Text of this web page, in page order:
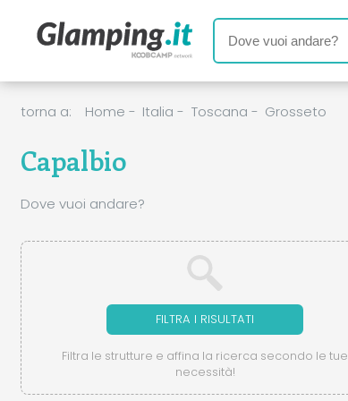
torna a: Home - Italia - Toscana - Grosseto
Capalbio
Dove vuoi andare?
FILTRA I RISULTATI
Filtra le strutture e affina la ricerca secondo le tue
necessità!